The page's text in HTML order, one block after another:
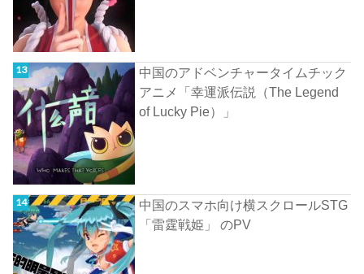
中国のアドベンチャータイムチック
アニメ「幸運派伝説（The Legend
of Lucky Pie）」
中国のスマホ向け横スクロールSTG
「雷霆戦姫」 のPV